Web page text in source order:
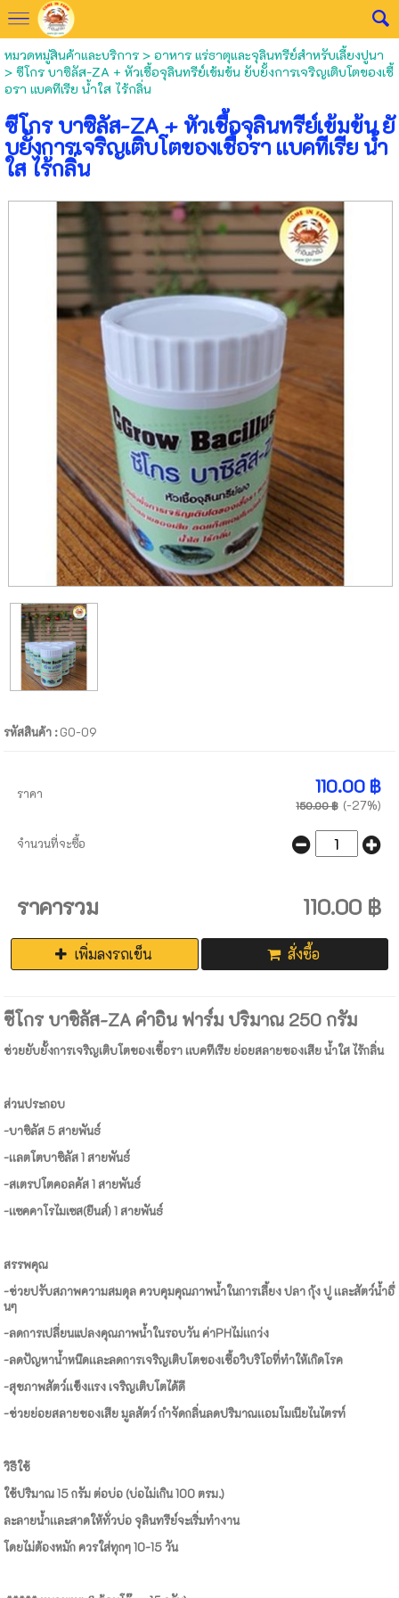
หมวดหมู่สินค้าและบริการ> อาหาร แร่ธาตุและจุลินทรีย์สำหรับเลี้ยงปูนา
> ซีโกร บาซิลัส-ZA + หัวเชื้อจุลินทรีย์เข้มข้น ยับยั้งการเจริญเติบโตของเชื้
อรา เเบคทีเรีย น้ำใส ไร้กลิ่น
ซีโกร บาซิลัส-ZA + หัวเชื้อจุลินทรีย์เข้มข้น ยั
บยั้งการเจริญเติบโตของเชื้อรา เเบคทีเรีย น้ำ
ใส ไร้กลิ่น
รหัสสินค้า :GO-09
ราคา 110.00 ฿
150.00 ฿ (-27%)
จำนวนที่จะซื้อ
ราคารวม 110.00 ฿
เพิ่มลงรถเข็น สั่งซื้อ
ซีโกร บาซิลัส-ZA คำอิน ฟาร์ม ปริมาณ 250 กรัม
ช่วยยับยั้งการเจริญเติบโตของเชื้อรา เเบคทีเรีย ย่อยสลายของเสีย น้ำใส ไร้กลิ่น
ส่วนประกอบ
-บาซิลัส 5 สายพันธ์
-เเลตโตบาซิลัส 1 สายพันธ์
-สเตรปโตคอลคัส 1 สายพันธ์
-เเซคคาโรไมเซส(ยีนส์) 1 สายพันธ์
สรรพคุณ
-ช่วยปรับสภาพความสมดุล ควบคุมคุณภาพน้ำในการเลี้ยง ปลา กุ้ง ปู เเละสัตว์น้ำอื่
นๆ
-ลดการเปลี่ยนแปลงคุณภาพน้ำในรอบวัน ค่าPHไม่เเกว่ง
-ลดปัญหาน้ำหนืดเเละลดการเจริญเติบโตของเชื้อวิบริโอที่ทำให้เกิดโรค
-สุขภาพสัตว์เเข็งเเรง เจริญเติบโตได้ดี
-ช่วยย่อยสลายของเสีย มูลสัตว์ กำจัดกลิ่นลดปริมาณเเอมโมเนียไนไตรท์
วิธีใช้
ใช้ปริมาณ 15 กรัม ต่อบ่อ (บ่อไม่เกิน 100 ตรม.)
ละลายน้ำเเละสาดให้ทั่วบ่อ จุลินทรีย์จะเริ่มทำงาน
โดยไม่ต้องหมัก ควรใส่ทุกๆ 10-15 วัน